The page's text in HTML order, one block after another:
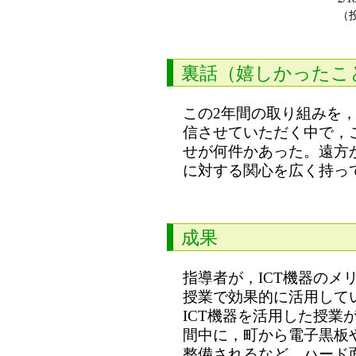
裏話（嬉しかった
この2年間の取り組みを
信させていただく中で，
せが何件かあった。遠方
に対する関心を広く持っ
成果
指導者が，ICT機器のメ
授業で効果的に活用して
ICT機器を活用した授業
間中に，町から電子黒板